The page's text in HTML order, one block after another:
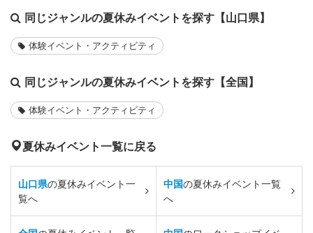
同じジャンルの夏休みイベントを探す【山口県】
体験イベント・アクティビティ
同じジャンルの夏休みイベントを探す【全国】
体験イベント・アクティビティ
夏休みイベント一覧に戻る
山口県の夏休みイベント一
覧へ
中国の夏休みイベント一覧
へ